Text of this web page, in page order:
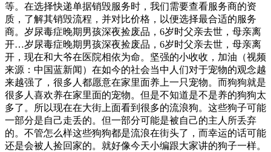
等。在选择快递单据销毁服务时，我们需要查看服务商的资
质，了解其销毁流程，并对比价格，以便选择最合适的服务
商。岁尿毒症晚期男孩深夜捡废品，6岁时父亲去世，母亲离
开…岁尿毒症晚期男孩深夜捡废品，6岁时父亲去世，母亲离
开，现在和大爷在医院相依为命。坚强的小收收，加油（视频
来源：中国蓝新闻）在如今的社会当中人们对于宠物的观念越
来越强了，很多人都愿意在家里面养上一只宠物。而狗狗就是
很多人喜欢养在家里面的宠物。但是不知道是不是养的狗狗太
多了。所以现在在大街上面看到很多的流浪狗。这些狗子可能
一部分是自己走丢的。但一部分可能是被自己的主人所丢弃
的。不管怎么样这些狗狗都是流浪在街头了，而幸运的话可能
还是会被人捡回家的。就好像今天小编跟大家讲的狗子一样。